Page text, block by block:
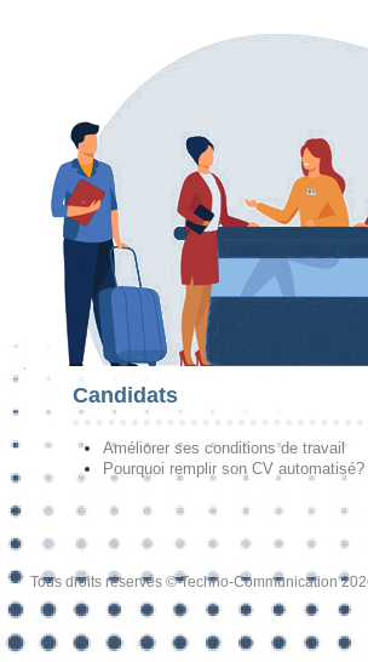
Candidats
Améliorer ses conditions de travail
Pourquoi remplir son CV automatisé?
Tous droits réservés © Techno-Communication